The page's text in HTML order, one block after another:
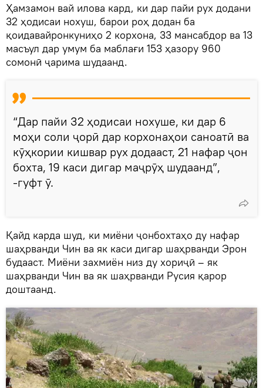
Ҳамзамон вай илова кард, ки дар пайи рух додани
32 ҳодисаи нохуш, барои роҳ додан ба
қоидавайронкуниҳо 2 корхона, 33 мансабдор ва 13
масъул дар умум ба маблағи 153 ҳазору 960
сомонӣ ҷарима шудаанд.
“Дар пайи 32 ҳодисаи нохуше, ки дар 6
моҳи соли ҷорӣ дар корхонаҳои саноатӣ ва
кӯҳкории кишвар рух додааст, 21 нафар ҷон
бохта, 19 каси дигар маҷрӯҳ шудаанд”,
-гуфт ӯ.
Қайд карда шуд, ки миёни ҷонбохтаҳо ду нафар
шаҳрванди Чин ва як каси дигар шаҳрванди Эрон
будааст. Миёни захмиён низ ду хориҷӣ – як
шаҳрванди Чин ва як шаҳрванди Русия қарор
доштаанд.